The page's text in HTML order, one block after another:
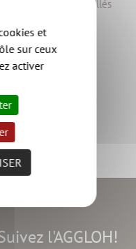
volontaire déjà installés
Remouillé et
volontaire
l'AGGLOH!
et
sur ceux
activer